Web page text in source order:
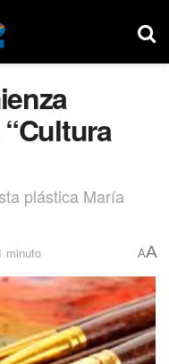
plástica María
minuto AA